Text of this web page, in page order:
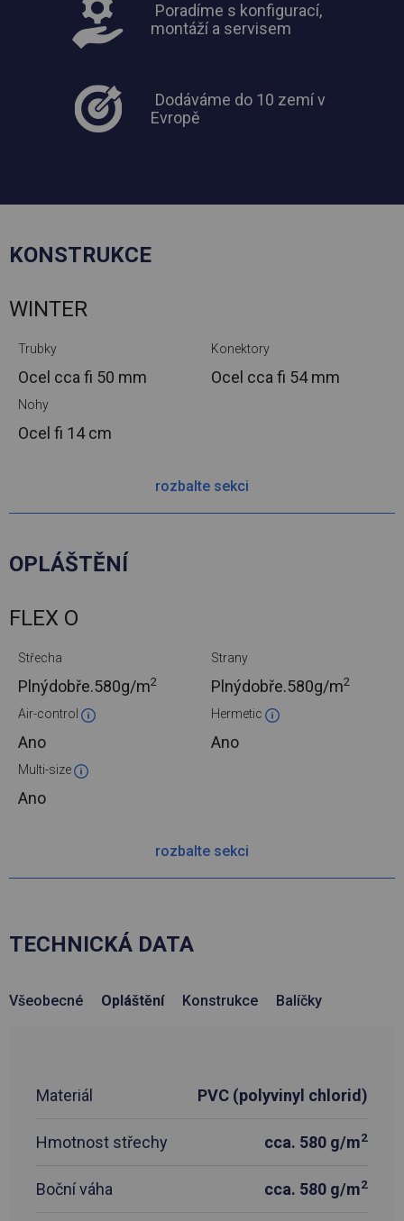
Poradíme s konfigurací,
montáží a servisem
Dodáváme do 10 zemí v
Evropě
KONSTRUKCE
WINTER
Trubky
Ocel ccafi 50 mm
Konektory
Ocel ccafi 54 mm
Nohy
Ocel fi 14 cm
rozbalte sekci
OPLÁŠTĚNÍ
FLEX O
Střecha
Plnýdobře.580g/m2
Strany
Plnýdobře.580g/m2
Air-control
Ano
Hermetic
Ano
Multi-size
Ano
rozbalte sekci
TECHNICKÁ DATA
Všeobecné Opláštění Konstrukce Balíčky
Materiál PVC (polyvinyl chlorid)
Hmotnost střechy cca. 580 g/m2
Boční váha cca. 580 g/m2